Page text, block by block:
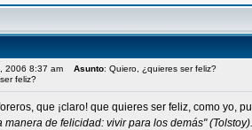
2006 8:37 am Asunto: Quiero, ¿quieres ser feliz?
feliz?
que ¡claro! que quieres ser feliz, como yo,
manera de felicidad: vivir para los demás" (Tolstoy).